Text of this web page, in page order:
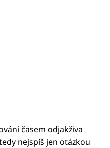
časem odjakživa
nejspíš jen otázkou